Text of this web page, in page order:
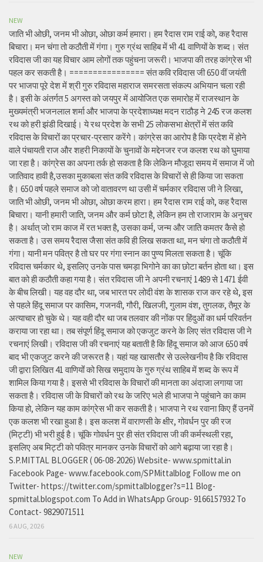
NEW
जाति भी ओछी, जनम भी ओछा, ओछा कर्म हमारा। हम रैदास राम राई को, कह रैदास
बिचारा। मन चंगा तो कठौती में गंगा। गुरु ग्रंथ साहिब में भी 41 वाणियों के शब्द। संत
रविदास जी का यह विचार आम लोगों तक पहुंचना जरूरी। भाजपा की तरह कांग्रेस भी
पहल कर सकती है। ================ संत कवि रविदास जी 650 वीं जयंती
पर भाजपा पूरे देश में श्री गुरु रविदास महाराज समरसता संकल्प अभियान चला रही
है। इसी के अंतर्गत 5 अगस्त को जयपुर में आयोजित एक समारोह में राजस्थान के
मुख्यमंत्री भजनलाल शर्मा और भाजपा के प्रदेशाध्यक्ष मदन राठौड़ ने 245 रज कलश
रथ को हरी झंडी दिखाई। ये रथ प्रदेश के सभी 25 लोकसभा क्षेत्रों में संत कवि
रविदास के विचारों का प्रचार-प्रसार करेंगे। कांग्रेस का आरोप है कि प्रदेश में होने
वाले पंचायती राज और शहरी निकायों के चुनावों के मद्देनजर रज कलश रथ को घुमाया
जा रहा है। कांग्रेस का अपना तर्क हो सकता है कि लेकिन मौजूदा समय में समाज में जो
जातिवाद हावी है,उसका मुकाबला संत कवि रविदास के विचारों से ही किया जा सकता
है। 650 वर्ष पहले समाज को जो वातावरण था उसी में चर्मकार रविदास जी ने लिखा,
जाति भी ओछी, जनम भी ओछा, ओछा करम हारा। हम रैदास राम राई को, कह रैदास
बिचारा। यानी हमारी जाति, जनम और कर्म छोटा है, लेकिन हम तो राजाराम के अनुचर
है। अर्थात् जो राम काज में रत भक्त है, उसका कर्म, जन्म और जाति कमतर कैसे हो
सकता है। उस समय रैदास जैसा संत कवि ही लिख सकता था, मन चंगा तो कठौती में
गंगा। यानी मन पवित्र है तो घर पर गंगा स्नान का पुण्य मिलता सकता है। चूंकि
रविदास चर्मकार थे, इसलिए उनके पास चमड़ा भिगोने का का छोटा बर्तन होता था। इस
बात को ही कठौती कहा गया है। संत रविदास जी ने अपनी रचनाएं 1489 से 1471 ईवी
के बीच लिखी। यह वह दौर था, जब भारत पर लोदी वंश के शासक राज कर रहे थे, इस
से पहले हिंदू समाज पर कासिम, गजनवी, गौरी, खिलजी, गुलाम वंश, तुगलक, तैमूर के
अत्याचार हो चुके थे। यह वही दौर था जब तलवार की नोंक पर हिंदुओं का धर्म परिवर्तन
कराया जा रहा था। तब संपूर्ण हिंदू समाज को एकजुट करने के लिए संत रविदास जी ने
रचनाएं लिखी। रविदास जी की रचनाएं यह बताती है कि हिंदू समाज को आज 650 वर्ष
बाद भी एकजुट करने की जरूरत है। यहां यह खासतौर से उल्लेखनीय है कि रविदास
जी द्वारा लिखित 41 वाणियोंं को सिख समुदाय के गुरु ग्रंथ साहिब में शब्द के रूप में
शामिल किया गया है। इससे भी रविदास के विचारों की मानता का अंदाजा लगाया जा
सकता है। रविदास जी के विचारों को रथ के जरिए भले ही भाजपा ने पहुंचाने का काम
किया हो, लेकिन यह काम कांग्रेस भी कर सकती है। भाजपा ने रथ रवाना किए हैं उनमें
एक कलश भी रखा हुआ है। इस कलश में वाराणसी के क्षीर, गोवर्धन पुर की रज
(मिट्टी) भी भरी हुई है। चूंकि गोवर्धन पुर ही संत रविदास जी की कर्मस्थली रहा,
इसलिए अब मिट्टी को पवित्र मानकर उनके विचारों को आगे बढ़ाया जा रहा है।
S.P.MITTAL BLOGGER ( 06-08-2026) Website- www.spmittal.in
Facebook Page- www.facebook.com/SPMittalblog Follow me on
Twitter- https://twitter.com/spmittalblogger?s=11 Blog-
spmittal.blogspot.com To Add in WhatsApp Group- 9166157932 To
Contact- 9829071511
6 AUG, 2026
NEW